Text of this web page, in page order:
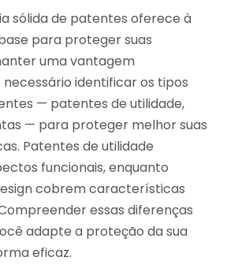
sólida de patentes oferece à
para proteger suas
uma vantagem
identificar os tipos
— patentes de utilidade,
— para proteger melhor suas
Patentes de utilidade
funcionais, enquanto
cobrem características
essas diferenças
adapte a proteção da sua
eficaz.